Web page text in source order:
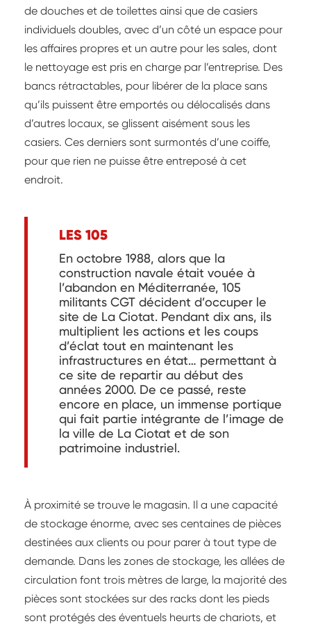
de douches et de toilettes ainsi que de casiers
individuels doubles, avec d’un côté un espace pour
les affaires propres et un autre pour les sales, dont
le nettoyage est pris en charge par l’entreprise. Des
bancs rétractables, pour libérer de la place sans
qu’ils puissent être emportés ou délocalisés dans
d’autres locaux, se glissent aisément sous les
casiers. Ces derniers sont surmontés d’une coiffe,
pour que rien ne puisse être entreposé à cet
endroit.
LES 105
En octobre 1988, alors que la
construction navale était vouée à
l’abandon en Méditerranée, 105
militants CGT décident d’occuper le
site de La Ciotat. Pendant dix ans, ils
multiplient les actions et les coups
d’éclat tout en maintenant les
infrastructures en état… permettant à
ce site de repartir au début des
années 2000. De ce passé, reste
encore en place, un immense portique
qui fait partie intégrante de l’image de
la ville de La Ciotat et de son
patrimoine industriel.
À proximité se trouve le magasin. Il a une capacité
de stockage énorme, avec ses centaines de pièces
destinées aux clients ou pour parer à tout type de
demande. Dans les zones de stockage, les allées de
circulation font trois mètres de large, la majorité des
pièces sont stockées sur des racks dont les pieds
sont protégés des éventuels heurts de chariots, et